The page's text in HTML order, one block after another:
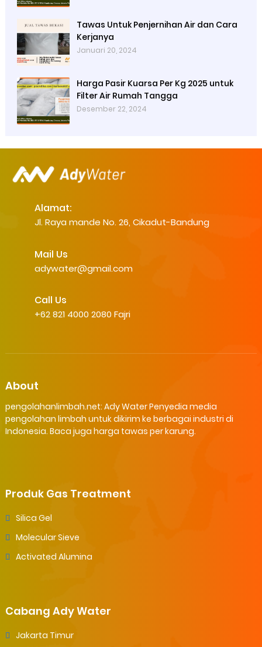
Tawas Untuk Penjernihan Air dan Cara
Kerjanya
Januari 20, 2024
Harga Pasir Kuarsa Per Kg 2025 untuk
Filter Air Rumah Tangga
Desember 22, 2024
Alamat:
Jl. Raya mande No. 26, Cikadut-Bandung
Mail Us
adywater@gmail.com
Call Us
+62 821 4000 2080 Fajri
About
pengolahanlimbah.net: Ady Water Penyedia media
pengolahan limbah untuk dikirim ke berbagai industri di
Indonesia. Baca juga harga tawas per karung.
Produk Gas Treatment
Silica Gel
Molecular Sieve
Activated Alumina
Cabang Ady Water
Jakarta Timur